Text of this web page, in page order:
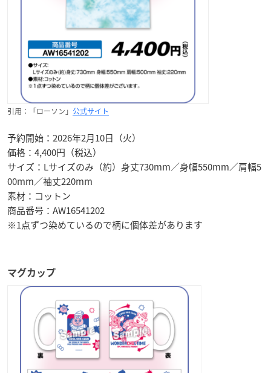
引用：「ローソン」 公式サイト
予約開始：2026年2月10日（火）
価格：4,400円（税込）
サイズ：Lサイズのみ（約）身丈730mm／身幅550mm／肩幅5
00mm／袖丈220mm
素材：コットン
商品番号：AW16541202
※1点ずつ染めているので柄に個体差があります
マグカップ